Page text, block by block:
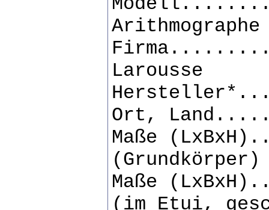
Larousse
Ort,
Maße
(Grundkörper)
Maße
(im Etui,